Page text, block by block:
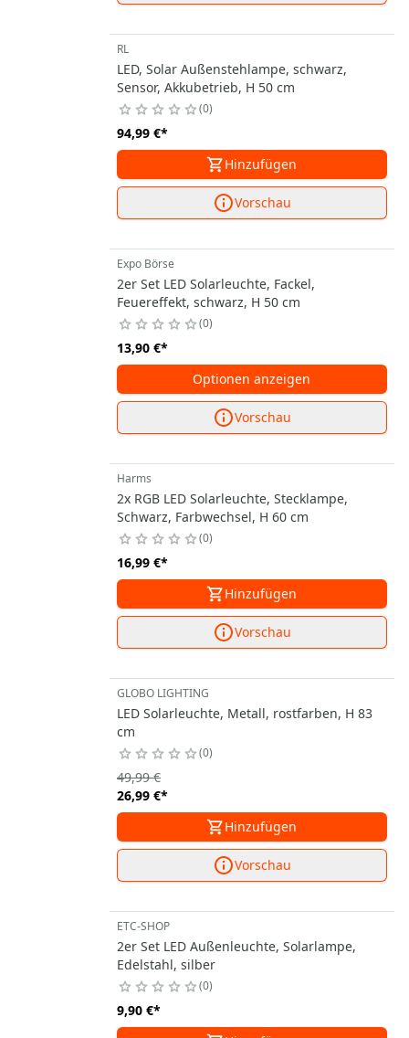
RL
LED, Solar Außenstehlampe, schwarz,
Sensor, Akkubetrieb, H 50 cm
0
94,99 €*
Hinzufügen
Vorschau
Expo Börse
2er Set LED Solarleuchte, Fackel,
Feuereffekt, schwarz, H 50 cm
0
13,90 €*
Optionen anzeigen
Vorschau
Harms
2x RGB LED Solarleuchte, Stecklampe,
Schwarz, Farbwechsel, H 60 cm
0
16,99 €*
Hinzufügen
Vorschau
GLOBO LIGHTING
LED Solarleuchte, Metall, rostfarben, H 83
cm
0
26,99 €*
49,99 €
Hinzufügen
Vorschau
ETC-SHOP
2er Set LED Außenleuchte, Solarlampe,
Edelstahl, silber
0
9,90 €*